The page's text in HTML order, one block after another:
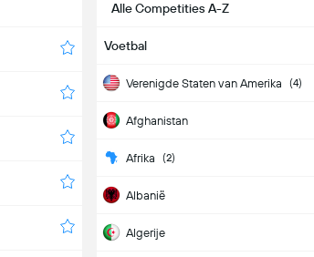
Alle Competities A-Z
Voetbal
Verenigde Staten van Amerika (4)
Afghanistan
Afrika (2)
Albanië
Algerije